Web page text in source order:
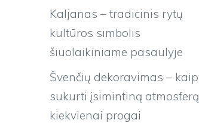
Kaljanas – tradicinis rytų
kultūros simbolis
šiuolaikiniame pasaulyje
Švenčių dekoravimas – kaip
sukurti įsimintiną atmosferą
kiekvienai progai